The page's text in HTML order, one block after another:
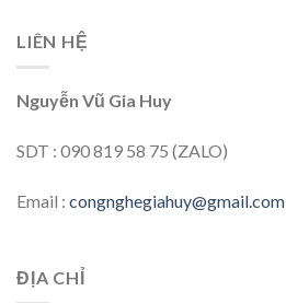
LIÊN HỆ
Nguyễn Vũ Gia Huy
SDT : 090 819 58 75 (ZALO)
Email : congnghegiahuy@gmail.com
ĐỊA CHỈ